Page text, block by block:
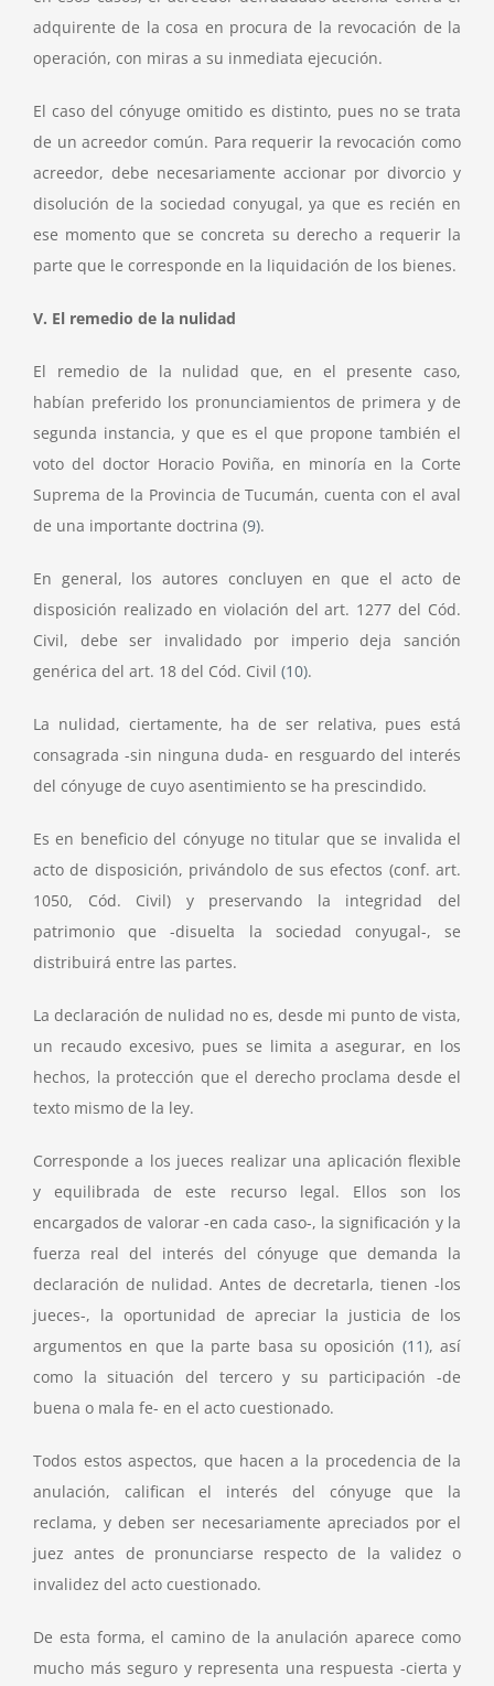
adquirente de la cosa en procura de la revocación de la
operación, con miras a su inmediata ejecución.
El caso del cónyuge omitido es distinto, pues no se trata
de un acreedor común. Para requerir la revocación como
acreedor, debe necesariamente accionar por divorcio y
disolución de la sociedad conyugal, ya que es recién en
ese momento que se concreta su derecho a requerir la
parte que le corresponde en la liquidación de los bienes.
V. El remedio de la nulidad
El remedio de la nulidad que, en el presente caso,
habían preferido los pronunciamientos de primera y de
segunda instancia, y que es el que propone también el
voto del doctor Horacio Poviña, en minoría en la Corte
Suprema de la Provincia de Tucumán, cuenta con el aval
de una importante doctrina (9).
En general, los autores concluyen en que el acto de
disposición realizado en violación del art. 1277 del Cód.
Civil, debe ser invalidado por imperio deja sanción
genérica del art. 18 del Cód. Civil (10).
La nulidad, ciertamente, ha de ser relativa, pues está
consagrada -sin ninguna duda- en resguardo del interés
del cónyuge de cuyo asentimiento se ha prescindido.
Es en beneficio del cónyuge no titular que se invalida el
acto de disposición, privándolo de sus efectos (conf. art.
1050, Cód. Civil) y preservando la integridad del
patrimonio que -disuelta la sociedad conyugal-, se
distribuirá entre las partes.
La declaración de nulidad no es, desde mi punto de vista,
un recaudo excesivo, pues se limita a asegurar, en los
hechos, la protección que el derecho proclama desde el
texto mismo de la ley.
Corresponde a los jueces realizar una aplicación flexible
y equilibrada de este recurso legal. Ellos son los
encargados de valorar -en cada caso-, la significación y la
fuerza real del interés del cónyuge que demanda la
declaración de nulidad. Antes de decretarla, tienen -los
jueces-, la oportunidad de apreciar la justicia de los
argumentos en que la parte basa su oposición (11), así
como la situación del tercero y su participación -de
buena o mala fe- en el acto cuestionado.
Todos estos aspectos, que hacen a la procedencia de la
anulación, califican el interés del cónyuge que la
reclama, y deben ser necesariamente apreciados por el
juez antes de pronunciarse respecto de la validez o
invalidez del acto cuestionado.
De esta forma, el camino de la anulación aparece como
mucho más seguro y representa una respuesta -cierta y